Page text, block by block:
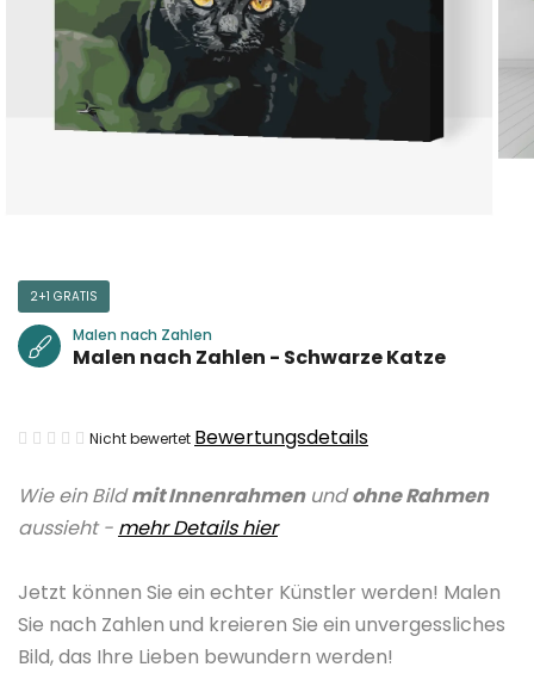
Wie ein Bildmit Innenrahmenundohne Rahmen
aussieht - mehr Details hier
Jetzt können Sie ein echter Künstler werden! Malen
Sie nach Zahlen und kreieren Sie ein unvergessliches
Bild, das Ihre Lieben bewundern werden!
2+1 GRATIS
Malen nach Zahlen
Malen nach Zahlen - Schwarze Katze
Die
Produktbewertung
ist
von
5
Sternen.
Nicht bewertet Bewertungsdetails